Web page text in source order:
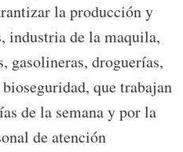
la producción y
industria de la maquila,
gasolineras, droguerías,
que trabajan
de la semana y por la
de atención